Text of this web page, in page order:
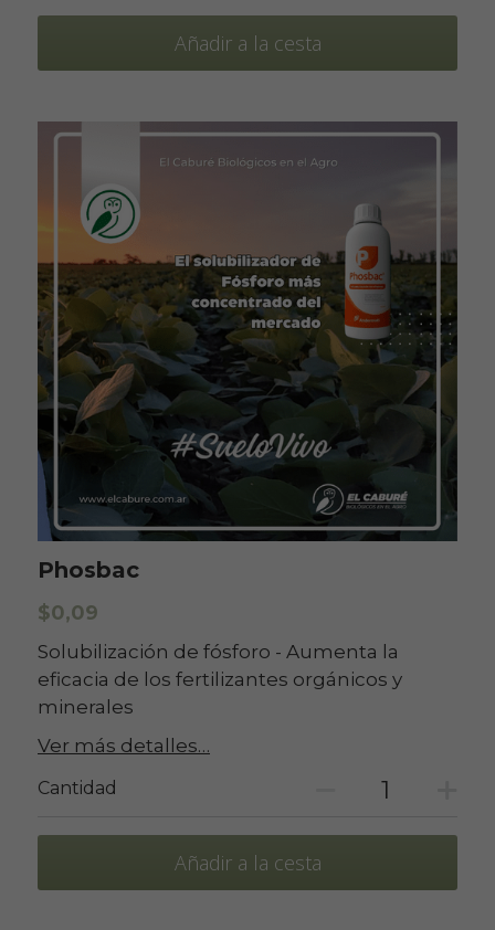
Añadir a la cesta
Phosbac
$0,09
Solubilización de fósforo - Aumenta la
eficacia de los fertilizantes orgánicos y
minerales
Ver más detalles…
Cantidad
Añadir a la cesta